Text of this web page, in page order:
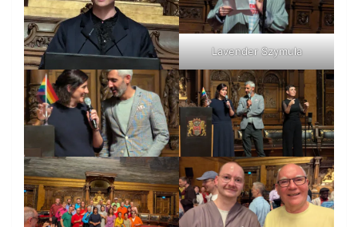
Lavender Szymula